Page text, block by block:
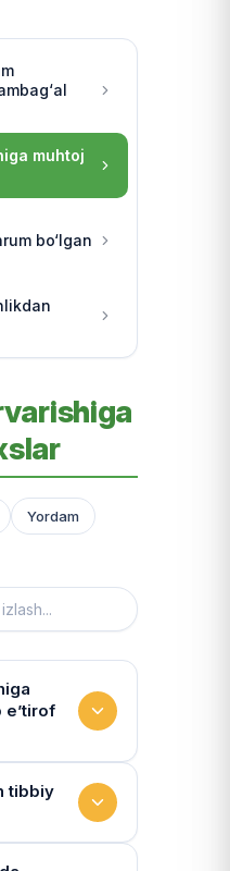
muhtoj
bo‘lgan
Yordam
e’tirof
kim
"Inson"
tibbiy